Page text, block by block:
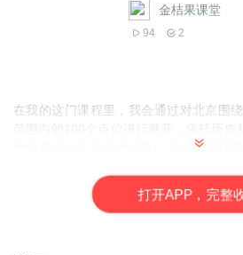
金桔果课堂
94 2
在我的这门课程里，我会通过对北京围
地向你揭示北京城的过往，并试图用轻
打开APP，完整